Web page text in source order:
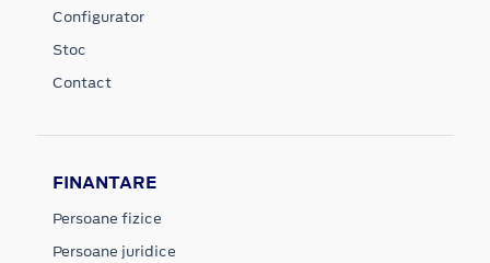
Configurator
Stoc
Contact
FINANTARE
Persoane fizice
Persoane juridice